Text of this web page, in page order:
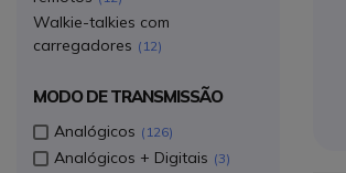
Walkie-talkies com
carregadores
12
MODO DE TRANSMISSÃO
Analógicos 126
Analógicos + Digitais 3